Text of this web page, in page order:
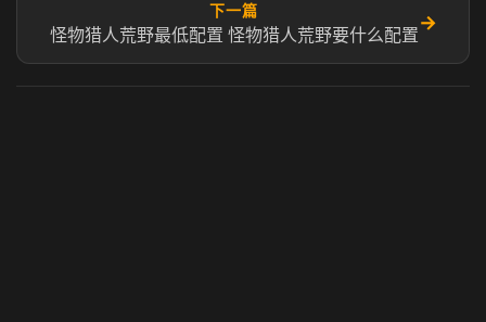
下一篇
怪物猎人荒野最低配置 怪物猎人荒野要什么配置
→